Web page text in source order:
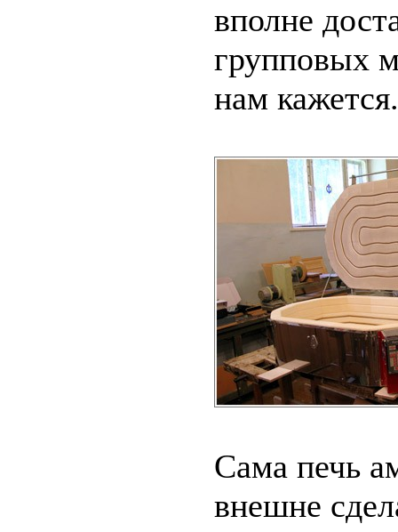
вполне
групповых
нам кажется.
Сама печь
внешне